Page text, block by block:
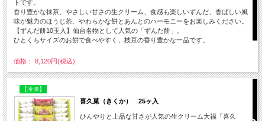
トです。
香り豊かな抹茶、やさしい甘さの生クリーム、食感も楽しいずんだ、香ばしい風
味が魅力のほうじ茶、やわらかな餅とあんとのハーモニーをお楽しみください。
【ずんだ餅10玉入】仙台名物として人気の「ずんだ餅」。
ひとくちサイズのお餅で食べやすく、枝豆の香り豊かな一品です。
価格： 8,120円(税込)
【冷凍】
喜久菓（きくか） 25ヶ入
ひんやりと上品な甘さが人気の生クリーム大福「喜久